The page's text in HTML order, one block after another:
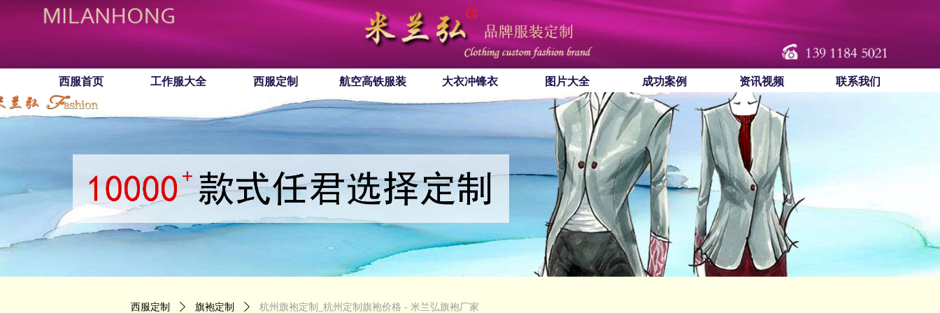
西服首页 工作服大全 西服定制 航空高铁服装 大衣冲锋衣 图片大全 成功案例 资讯视频 联系我们
西服定制 ꄲ 旗袍定制 ꄲ 杭州旗袍定制_杭州定制旗袍价格 - 米兰弘旗袍厂家